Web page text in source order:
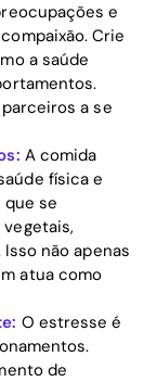
e
Crie
a saúde
a se
A comida
física e
se
não apenas
atua como
O estresse é
de